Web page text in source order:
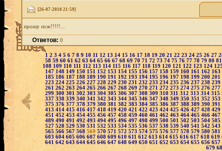
[26-07-2010 21:59]
прошу псж!!!!!...
Ответов:0
1 2 3 4 5 6 7 8 9 10 11 12 1314 15 16 17 18 19 20 21 22 23 24 25 26 27
58 59 60 61 62 63 64 65 66 67 68 69 70 71 72 73 74 75 76 77 78 79 80
108 109 110 111 112 113 114 115 116 117 118 119 120 121 122 123 124
147 148 149 150 151 152 153 154 155 156 157 158 159 160 161 162 163
185 186 187 188 189 190 191 192 193 194 195 196 197 198 199 200 201
223 224 225 226 227 228 229 230 231 232 233 234 235 236 237 238 239
261 262 263 264 265 266 267 268 269 270 271 272 273 274 275 276 277
299 300 301 302 303 304 305 306 307 308 309 310 311 312 313 314 315
337 338 339 340 341 342 343 344 345 346 347 348 349 350 351 352 353
375 376 377 378 379 380 381 382 383 384 385 386 387 388 389 390 391
413 414 415 416 417 418 419 420 421 422 423 424 425 426 427 428 429
451 452 453 454 455 456 457 458 459 460 461 462 463 464 465 466 467
489 490 491 492 493 494 495 496 497 498 499 500 501 502 503 504 505
527 528 529 530 531 532 533 534 535 536 537 538 539 540 541 542 543
565 566 567 568 569 570 571 572 573 574 575 576 577 578 579 580 581
603 604 605 606 607 608 609 610 611 612 613 614 615 616 617 618 619
641 642 643 644 645 646 647 648 649 650 651 652 653 654 655 656 657
679